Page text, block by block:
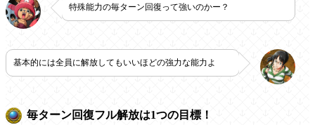
特殊能力の毎ターン回復って強いのかー？
基本的には全員に解放してもいいほどの強力な能力よ
毎ターン回復フル解放は1つの目標！